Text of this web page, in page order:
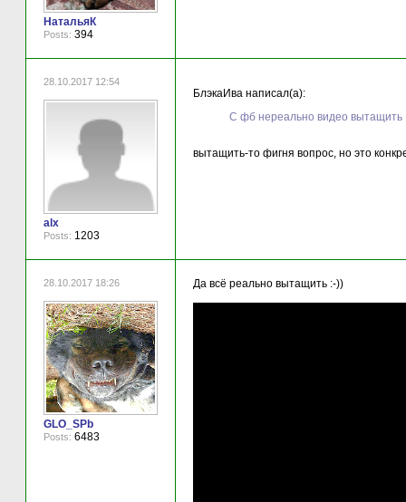
НатальяК
Posts: 394
28.10.2017 12:54
alx
Posts: 1203
БлэкаИва написал(а):
С фб нереально видео вытащить
вытащить-то фигня вопрос, но это
28.10.2017 18:26
GLO_SPb
Posts: 6483
Да всё реально вытащить :-))